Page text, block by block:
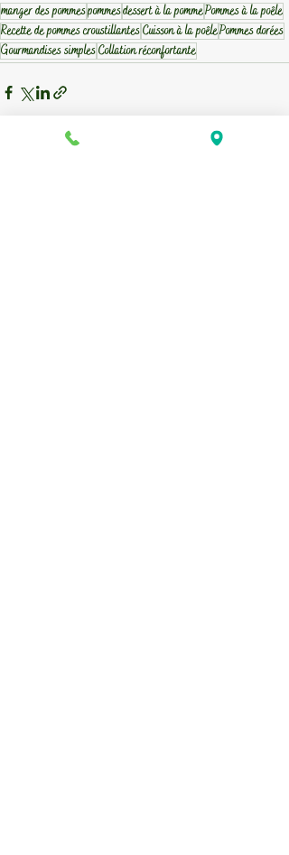
manger des pommespommesdessert à la pommePommes à la poêle
Recette de pommes croustillantesCuisson à la poêlePommes dorées
Gourmandises simplesCollation réconfortante